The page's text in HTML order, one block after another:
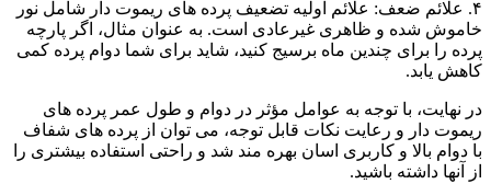
۴. علائم ضعف: علائم اولیه تضعیف پرده های ریموت دار شامل نور
خاموش شده و ظاهری غیرعادی است. به عنوان مثال، اگر پارچه
پرده را برای چندین ماه برسیج کنید، شاید برای شما دوام پرده کمی
کاهش یابد.
در نهایت، با توجه به عوامل مؤثر در دوام و طول عمر پرده های
ریموت دار و رعایت نکات قابل توجه، می توان از پرده های شفاف
با دوام بالا و کاربری اسان بهره مند شد و راحتی استفاده بیشتری را
از آنها داشته باشید.